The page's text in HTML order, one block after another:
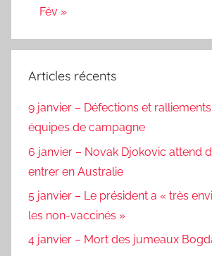
Fév »
Articles récents
9 janvier – Défections et
équipes de campagne
6 janvier – Novak Djokovic attend
entrer en Australie
5 janvier – Le président a « très
les non-vaccinés »
4 janvier – Mort des jumeaux